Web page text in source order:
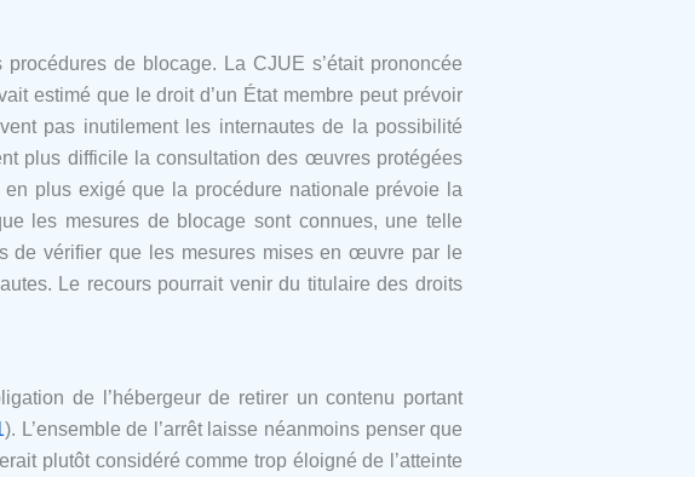
de blocage. La CJUE s’était prononcée
estimé que le droit d’un État membre peut prévoir
pas inutilement les internautes de la possibilité
plus difficile la consultation des œuvres protégées
plus exigé que la procédure nationale prévoie la
les mesures de blocage sont connues, une telle
de vérifier que les mesures mises en œuvre par le
Le recours pourrait venir du titulaire des droits
de l’hébergeur de retirer un contenu portant
). L’ensemble de l’arrêt laisse néanmoins penser que
plutôt considéré comme trop éloigné de l’atteinte